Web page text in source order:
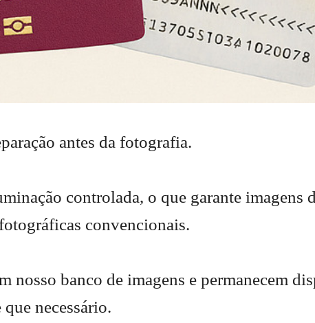
antes da fotografia.
controlada, o que garante imagens
convencionais.
nosso banco de imagens e permanecem
necessário.